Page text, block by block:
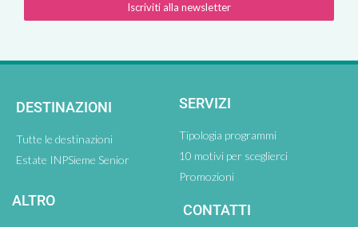
Iscriviti alla newsletter
DESTINAZIONI
Tutte le destinazioni
Estate INPSieme Senior
SERVIZI
Tipologia programmi
10 motivi per sceglierci
Promozioni
ALTRO
CONTATTI